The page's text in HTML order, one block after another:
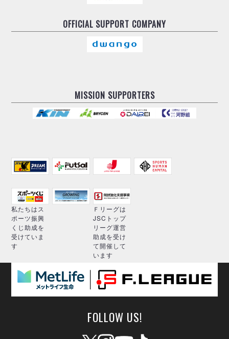
OFFICIAL SUPPORT COMPANY
MISSION SUPPORTERS
私たちはス
ポーツ振興
くじ助成を
受けていま
す
Ｆリーグは
JSCトップ
リーグ運営
助成を受け
て開催して
います
FOLLOW US!